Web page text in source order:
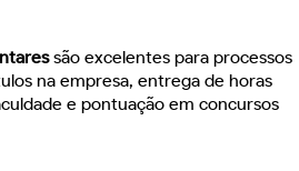
são excelentes para processos
na empresa, entrega de horas
e pontuação em concursos